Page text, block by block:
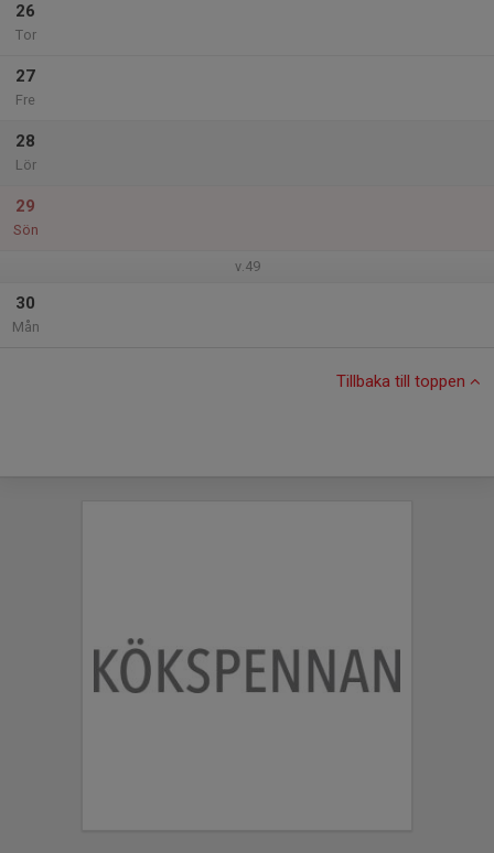
26
Tor
27
Fre
28
Lör
29
Sön
v.49
30
Mån
Tillbaka till toppen